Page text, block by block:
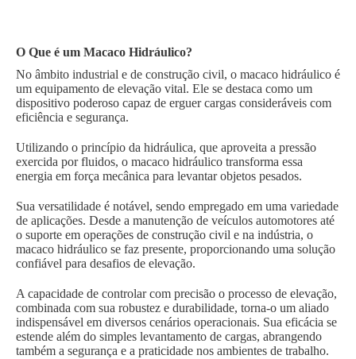
O Que é um Macaco Hidráulico?
No âmbito industrial e de construção civil, o macaco hidráulico é
um equipamento de elevação vital. Ele se destaca como um
dispositivo poderoso capaz de erguer cargas consideráveis com
eficiência e segurança.
Utilizando o princípio da hidráulica, que aproveita a pressão
exercida por fluidos, o macaco hidráulico transforma essa
energia em força mecânica para levantar objetos pesados.
Sua versatilidade é notável, sendo empregado em uma variedade
de aplicações. Desde a manutenção de veículos automotores até
o suporte em operações de construção civil e na indústria, o
macaco hidráulico se faz presente, proporcionando uma solução
confiável para desafios de elevação.
A capacidade de controlar com precisão o processo de elevação,
combinada com sua robustez e durabilidade, torna-o um aliado
indispensável em diversos cenários operacionais. Sua eficácia se
estende além do simples levantamento de cargas, abrangendo
também a segurança e a praticidade nos ambientes de trabalho.